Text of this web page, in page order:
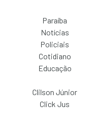
Paraíba
Notícias
Policiais
Cotidiano
Educação
Clilson Júnior
Click Jus